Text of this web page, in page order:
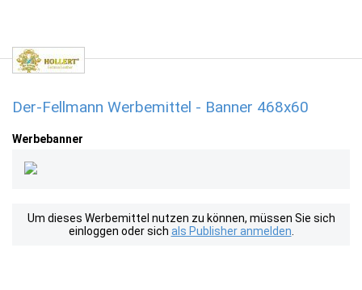
Der-Fellmann Werbemittel - Banner 468x60
Werbebanner
Um dieses Werbemittel nutzen zu können, müssen Sie sich
einloggen oder sich als Publisher anmelden